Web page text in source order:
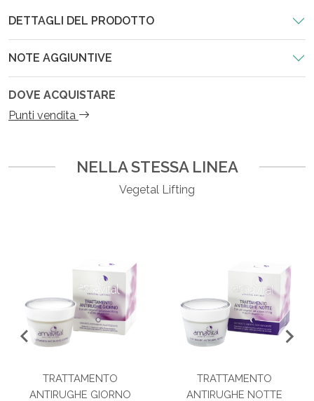
DETTAGLI DEL PRODOTTO
NOTE AGGIUNTIVE
DOVE ACQUISTARE
Punti vendita
NELLA STESSA LINEA
Vegetal Lifting
TRATTAMENTO
ANTIRUGHE GIORNO
TRATTAMENTO
ANTIRUGHE NOTTE